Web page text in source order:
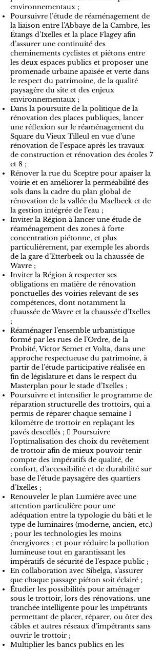
environnementaux ;
Poursuivre l’étude de réaménagement de
la liaison entre l’Abbaye de la Cambre, les
Étangs d’Ixelles et la place Flagey afin
d’assurer une continuité des
cheminements cyclistes et piétons entre
les deux espaces publics et proposer une
promenade urbaine apaisée et verte dans
le respect du patrimoine, de la qualité
paysagère du site et des enjeux
environnementaux ;
Dans la poursuite de la politique de la
rénovation des places publiques, lancer
une réflexion sur le réaménagement du
Square du Vieux Tilleul en vue d’une
rénovation de l’espace après les travaux
de construction et rénovation des écoles 7
et 8 ;
Rénover la rue du Sceptre pour apaiser la
voirie et en améliorer la perméabilité des
sols dans la cadre du plan global de
rénovation de la vallée du Maelbeek et de
la gestion intégrée de l’eau ;
Inviter la Région à lancer une étude de
réaménagement des zones à forte
concentration piétonne, et plus
particulièrement, par exemple les abords
de la gare d’Etterbeek ou la chaussée de
Wavre ;
Inviter la Région à respecter ses
obligations en matière de rénovation
ponctuelles des voiries relevant de ses
compétences, dont notamment la
chaussée de Wavre et la chaussée d’Ixelles
;
Réaménager l’ensemble urbanistique
formé par les rues de l’Ordre, de la
Probité, Victor Semet et Volta, dans une
approche respectueuse du patrimoine, à
partir de l’étude participative réalisée en
fin de législature et dans le respect du
Masterplan pour le stade d’Ixelles ;
Poursuivre et intensifier le programme de
réparation structurelle des trottoirs, qui a
permis de réparer chaque semaine 1
kilomètre de trottoir en replaçant les
pavés descellés ;  Poursuivre
l’optimalisation des choix du revêtement
de trottoir afin de mieux pouvoir tenir
compte des impératifs de qualité, de
confort, d’accessibilité et de durabilité sur
base de l’étude paysagère des quartiers
d’Ixelles ;
Renouveler le plan Lumière avec une
attention particulière pour une
adéquation entre la typologie du bâti et le
type de luminaires (moderne, ancien, etc.)
; pour les technologies les moins
énergivores ; et pour réduire la pollution
lumineuse tout en garantissant les
impératifs de sécurité de l’espace public ;
En collaboration avec Sibelga, s’assurer
que chaque passage piéton soit éclairé ;
Étudier les possibilités pour aménager
sous le trottoir, lors des rénovations, une
tranchée intelligente pour les impétrants
permettant de placer, réparer, ou ôter des
câbles et autres réseaux d’impétrants sans
ouvrir le trottoir ;
Multiplier les bancs publics en les